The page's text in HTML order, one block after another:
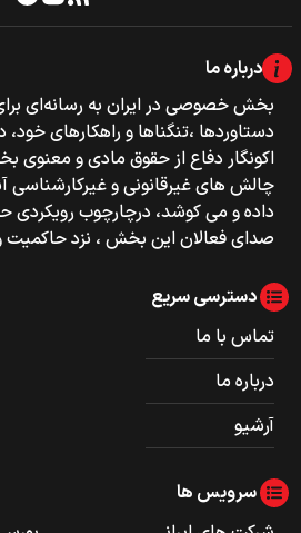
درباره ما
بخش خصوصی‌‌ در ایران به رسانه‌ای
دستاوردها ،تنگناها و راهکارهای خود،
اکونگار دفاع از حقوق مادی و
چالش های غیرقانونی و غیرکارشناسی
داده و می کوشد، درچارچوب رویکردی
صدای فعالان این بخش ، نزد حاکمیت
دسترسی سریع
تماس با ما
درباره ما
آرشیو
سرویس ها